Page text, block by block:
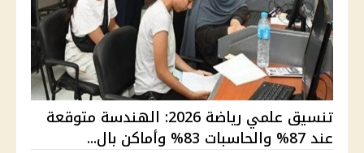
تنسيق علمي رياضة 2026: الهندسة متوقعة
عند 87% والحاسبات 83% وأماكن بال...